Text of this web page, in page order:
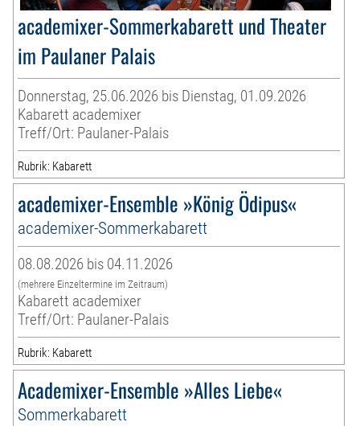
academixer-Sommerkabarett und Theater
im Paulaner Palais
Donnerstag, 25.06.2026 bis Dienstag, 01.09.2026
Kabarett academixer
Treff/Ort: Paulaner-Palais
Rubrik: Kabarett
academixer-Ensemble »König Ödipus«
academixer-Sommerkabarett
08.08.2026 bis 04.11.2026
(mehrere Einzeltermine im Zeitraum)
Kabarett academixer
Treff/Ort: Paulaner-Palais
Rubrik: Kabarett
Academixer-Ensemble »Alles Liebe«
Sommerkabarett